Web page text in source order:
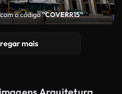
com o código"COVERR15"
mais